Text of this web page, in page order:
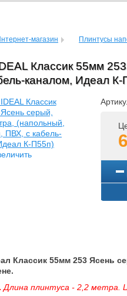
магазин Плинтусы
Классик 55мм
каналом, Идеал К-
Классик 55мм 253 Ясень
Длина плинтуса - 2,2 метра.